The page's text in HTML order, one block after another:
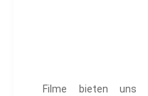
Filme bieten uns